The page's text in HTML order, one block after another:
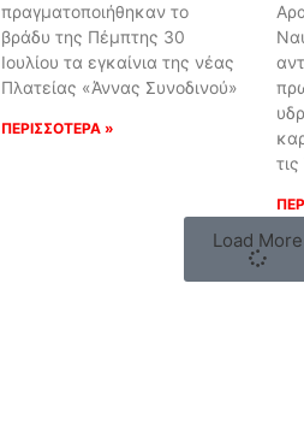
πραγματοποιήθηκαν το
βράδυ της Πέμπτης 30
Ιουλίου τα εγκαίνια της νέας
Πλατείας «Άννας Συνοδινού»
ΠΕΡΙΣΣΟΤΕΡΑ »
Load More